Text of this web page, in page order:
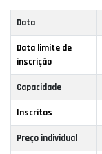
Data
Data limite de
inscrição
Capacidade
Inscritos
Preço individual